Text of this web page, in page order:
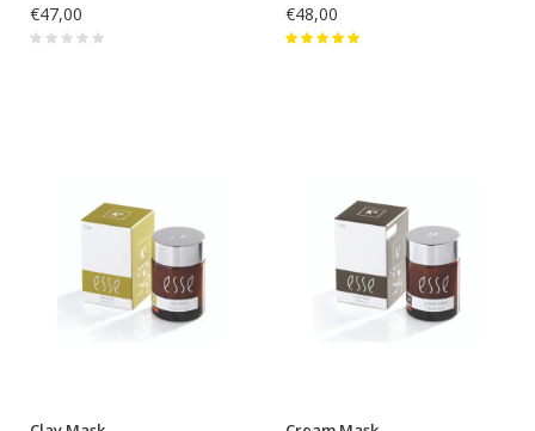
€47,00 €48,00